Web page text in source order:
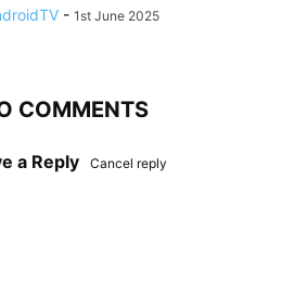
- 1st June 2025
COMMENTS
a Reply Cancel reply